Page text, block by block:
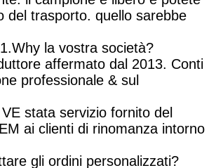
del trasporto. quello sarebbe
la vostra società?
affermato dal 2013. Conti
professionale & sul
stata servizio fornito del
ai clienti di rinomanza intorno
gli ordini personalizzati?